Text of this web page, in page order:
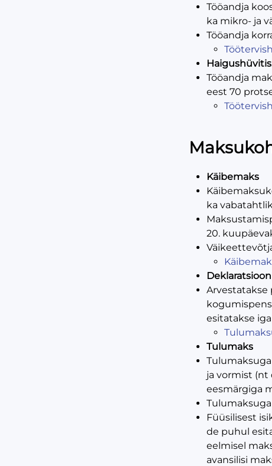
Tööandja
ka mikro- ja
Tööandja
Tööandja
eest 70
Käibemaks
ka
20.
Arvestatakse
esitatakse
Tulumaks
ja vormist
eesmärgiga
Füüsilisest
de puhul
eelmisel
avansilisi